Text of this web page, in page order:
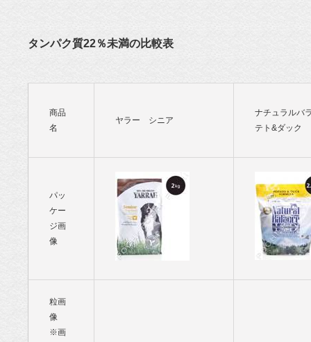
ドッグフー
- ポチ公式サ
イト
タンパク質22％未満の比較表
商品
名
ヤラー シニア
ナチュラルバ
テト&ダック
パッ
ケー
ジ画
像
粒画
像
※画